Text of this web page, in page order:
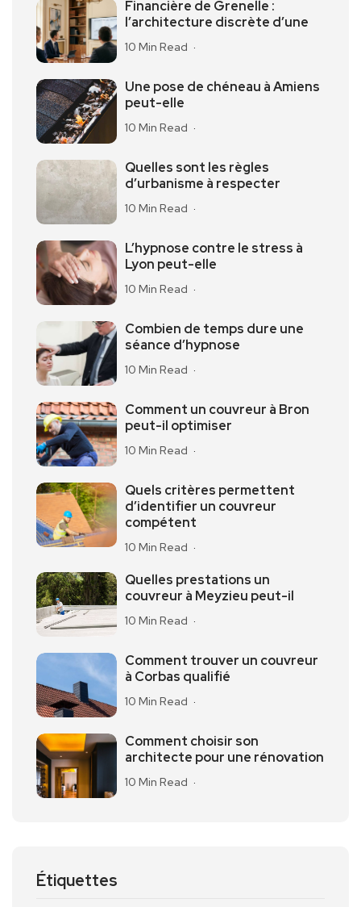
Financière de Grenelle :
l’architecture discrète d’une
10 Min Read
Une pose de chéneau à Amiens
peut-elle
10 Min Read
Quelles sont les règles
d’urbanisme à respecter
10 Min Read
L’hypnose contre le stress à
Lyon peut-elle
10 Min Read
Combien de temps dure une
séance d’hypnose
10 Min Read
Comment un couvreur à Bron
peut-il optimiser
10 Min Read
Quels critères permettent
d’identifier un couvreur
compétent
10 Min Read
Quelles prestations un
couvreur à Meyzieu peut-il
10 Min Read
Comment trouver un couvreur
à Corbas qualifié
10 Min Read
Comment choisir son
architecte pour une rénovation
10 Min Read
Étiquettes